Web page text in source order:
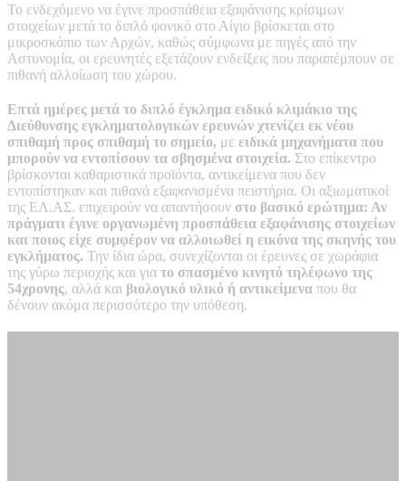
Το ενδεχόμενο να έγινε προσπάθεια εξαφάνισης κρίσιμων
στοιχείων μετά το διπλό φονικό στο Αίγιο βρίσκεται στο
μικροσκόπιο των Αρχών, καθώς σύμφωνα με πηγές από την
Αστυνομία, οι ερευνητές εξετάζουν ενδείξεις που παραπέμπουν σε
πιθανή αλλοίωση του χώρου.
Επτά ημέρες μετά το διπλό έγκλημα ειδικό κλιμάκιο της
Διεύθυνσης εγκληματολογικών ερευνών χτενίζει εκ νέου
σπιθαμή προς σπιθαμή το σημείο, με ειδικά μηχανήματα που
μπορούν να εντοπίσουν τα σβησμένα στοιχεία. Στο επίκεντρο
βρίσκονται καθαριστικά προϊόντα, αντικείμενα που δεν
εντοπίστηκαν και πιθανά εξαφανισμένα πειστήρια. Οι αξιωματικοί
της ΕΛ.ΑΣ. επιχειρούν να απαντήσουν στο βασικό ερώτημα: Αν
πράγματι έγινε οργανωμένη προσπάθεια εξαφάνισης στοιχείων
και ποιος είχε συμφέρον να αλλοιωθεί η εικόνα της σκηνής του
εγκλήματος. Την ίδια ώρα, συνεχίζονται οι έρευνες σε χωράφια
της γύρω περιοχής και για το σπασμένο κινητό τηλέφωνο της
54χρονης, αλλά και βιολογικό υλικό ή αντικείμενα που θα
δένουν ακόμα περισσότερο την υπόθεση.